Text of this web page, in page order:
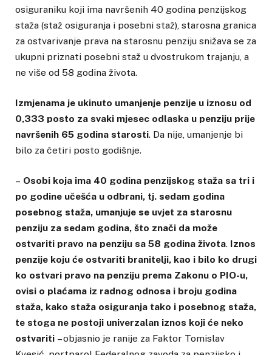
osiguraniku koji ima navršenih 40 godina penzijskog
staža (staž osiguranja i posebni staž), starosna granica
za ostvarivanje prava na starosnu penziju snižava se za
ukupni priznati posebni staž u dvostrukom trajanju, a
ne više od 58 godina života.
Izmjenama je ukinuto umanjenje penzije u iznosu od
0,333 posto za svaki mjesec odlaska u penziju prije
navršenih 65 godina starosti. Da nije, umanjenje bi
bilo za četiri posto godišnje.
– Osobi koja ima 40 godina penzijskog staža sa tri i
po godine učešća u odbrani, tj. sedam godina
posebnog staža, umanjuje se uvjet za starosnu
penziju za sedam godina, što znači da može
ostvariti pravo na penziju sa 58 godina života. Iznos
penzije koju će ostvariti branitelji, kao i bilo ko drugi
ko ostvari pravo na penziju prema Zakonu o PIO-u,
ovisi o plaćama iz radnog odnosa i broju godina
staža, kako staža osiguranja tako i posebnog staža,
te stoga ne postoji univerzalan iznos koji će neko
ostvariti – objasnio je ranije za Faktor Tomislav